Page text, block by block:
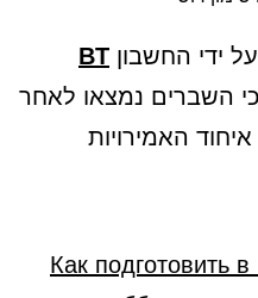
ידי החשבון BT
כי השברים נמצאו לאחר
האמירויות
Как подготовить